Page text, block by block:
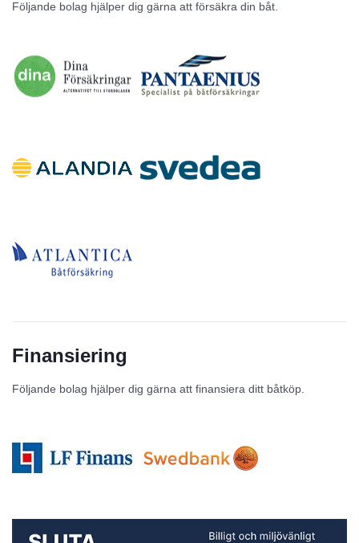
Följande bolag hjälper dig gärna att försäkra din båt.
Finansiering
Följande bolag hjälper dig gärna att finansiera ditt båtköp.